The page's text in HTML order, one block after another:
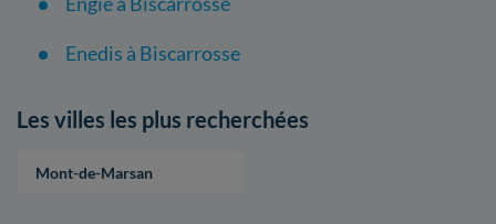
Enedis à Biscarrosse
Les villes les plus recherchées
Mont-de-Marsan